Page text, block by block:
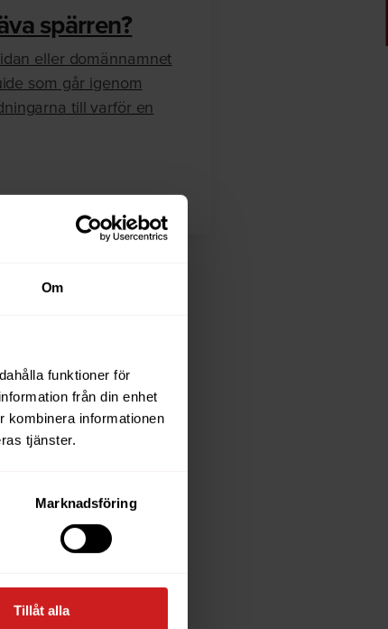
Om
funktioner för
från din enhet
kombinera informationen
tjänster.
Marknadsföring
Tillåt alla
spärren?
eller domännamnet
som går igenom
till varför en